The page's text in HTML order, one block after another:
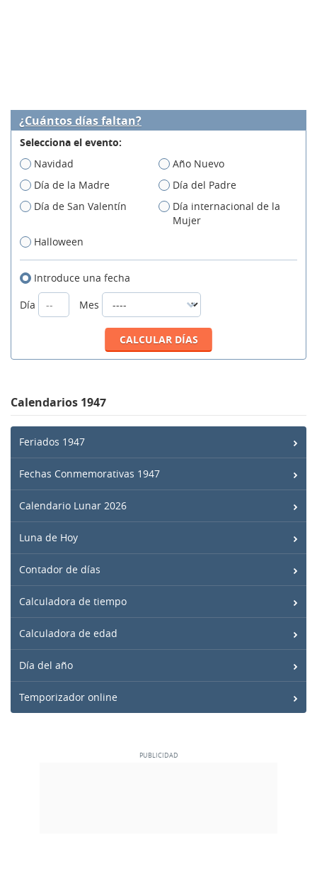
¿Cuántos días faltan?
Selecciona el evento:
Navidad
Año Nuevo
Día de la Madre
Día del Padre
Día de San Valentín
Día internacional de la
Mujer
Halloween
Introduce una fecha
Día
Mes
Calendarios 1947
Feriados 1947
Fechas Conmemorativas 1947
Calendario Lunar 2026
Luna de Hoy
Contador de días
Calculadora de tiempo
Calculadora de edad
Día del año
Temporizador online